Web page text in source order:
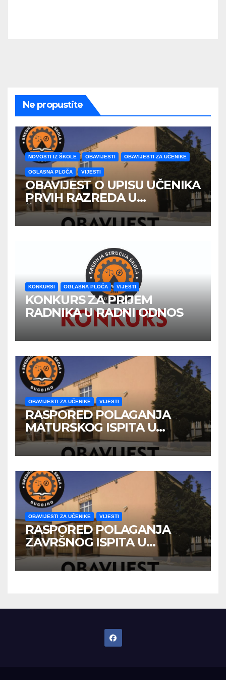
Ne propustite
NOVOSTI IZ ŠKOLE OBAVIJESTI OBAVIJESTI ZA UČENIKE
OGLASNA PLOČA VIJESTI
OBAVIJEST O UPISU UČENIKA
PRVIH RAZREDA U
ŠKOLSKOJ 2026/2027
GODINE
KONKURSI OGLASNA PLOČA VIJESTI
KONKURS ZA PRIJEM
RADNIKA U RADNI ODNOS
OBAVIJESTI ZA UČENIKE VIJESTI
RASPORED POLAGANJA
MATURSKOG ISPITA U
JUNSKOM ISPITNOM ROKU
OBAVIJESTI ZA UČENIKE VIJESTI
RASPORED POLAGANJA
ZAVRŠNOG ISPITA U
JUNSKOM ISPITNOM ROKU